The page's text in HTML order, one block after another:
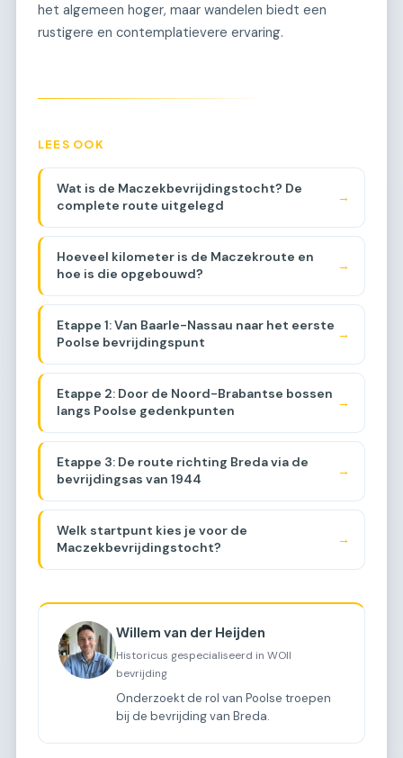
het algemeen hoger, maar wandelen biedt een
rustigere en contemplatievere ervaring.
LEES OOK
Wat is de Maczekbevrijdingstocht? De
complete route uitgelegd
→
Hoeveel kilometer is de Maczekroute en
hoe is die opgebouwd?
→
Etappe 1: Van Baarle-Nassau naar het eerste
Poolse bevrijdingspunt
→
Etappe 2: Door de Noord-Brabantse bossen
langs Poolse gedenkpunten
→
Etappe 3: De route richting Breda via de
bevrijdingsas van 1944
→
Welk startpunt kies je voor de
Maczekbevrijdingstocht?
→
Willem van der Heijden
Historicus gespecialiseerd in WOII
bevrijding
Onderzoekt de rol van Poolse troepen
bij de bevrijding van Breda.